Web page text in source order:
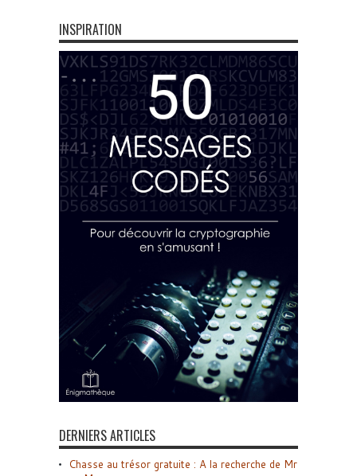
INSPIRATION
DERNIERS ARTICLES
Chasse au trésor gratuite : A la recherche de Mr